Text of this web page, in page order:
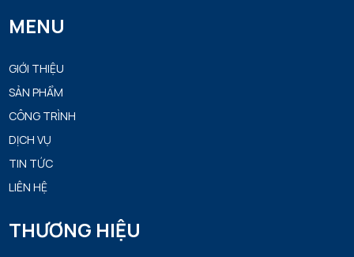
MENU
GIỚI THIỆU
SẢN PHẨM
CÔNG TRÌNH
DỊCH VỤ
TIN TỨC
LIÊN HỆ
THƯƠNG HIỆU